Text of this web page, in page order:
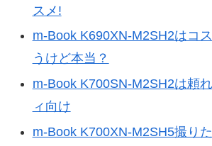
スメ!
m-Book K690XN-M2SH2はコ
うけど本当？
m-Book K700SN-M2SH2は頼
ィ向け
m-Book K700XN-M2SH5撮り